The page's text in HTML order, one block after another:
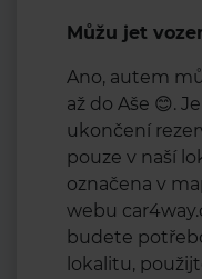
Můžu jet
Ano, autem
až do Aše 😊.
ukončení
pouze v naší
označena v
webu
budete
lokalitu,